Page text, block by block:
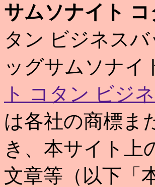
サムソナイト
タン ビジネス
ッグサムソナ
ト コタン ビジ
は各社の商標ま
き、本サイト上
文章等（以下「